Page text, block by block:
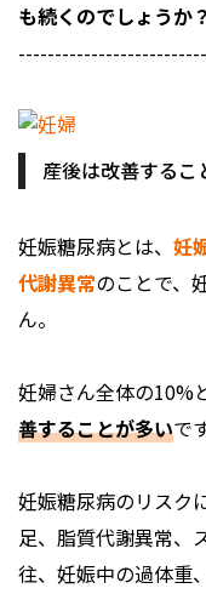
も続くのでしょうか？
産後は改善するこ
妊娠糖尿病とは、 妊
代謝異常のことで、
ん。
妊婦さん全体の10%
善することが多いで
妊娠糖尿病のリスク
足、脂質代謝異常、
往、妊娠中の過体重